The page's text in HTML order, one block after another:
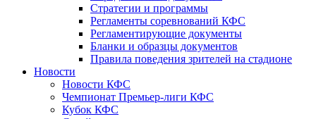
Стратегии и программы
Регламенты соревнований КФС
Регламентирующие документы
Бланки и образцы документов
Правила поведения зрителей на стадионе
Новости
Новости КФС
Чемпионат Премьер-лиги КФС
Кубок КФС